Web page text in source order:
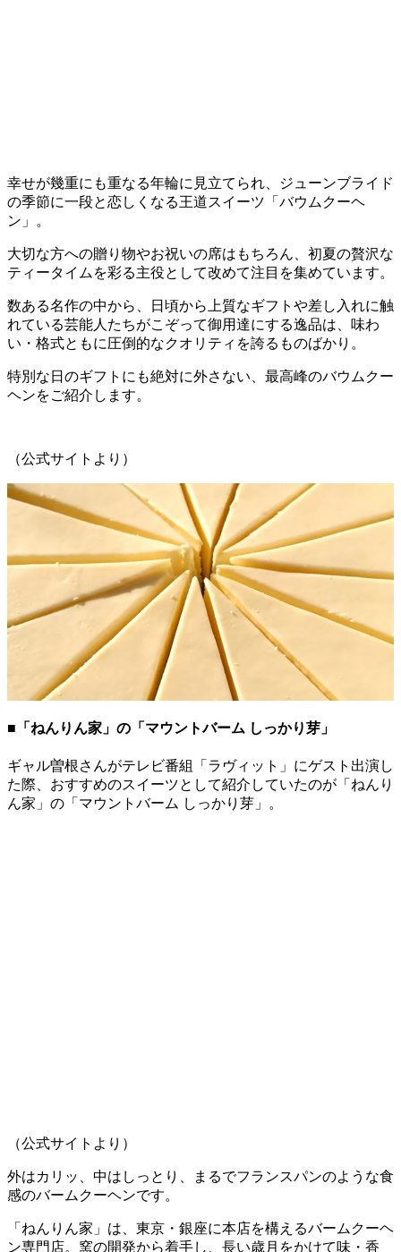
幸せが幾重にも重なる年輪に見立てられ、ジューンブライド
の季節に一段と恋しくなる王道スイーツ「バウムクーヘ
ン」。
大切な方への贈り物やお祝いの席はもちろん、初夏の贅沢な
ティータイムを彩る主役として改めて注目を集めています。
数ある名作の中から、日頃から上質なギフトや差し入れに触
れている芸能人たちがこぞって御用達にする逸品は、味わ
い・格式ともに圧倒的なクオリティを誇るものばかり。
特別な日のギフトにも絶対に外さない、最高峰のバウムクー
ヘンをご紹介します。
（公式サイトより）
■「ねんりん家」の「マウントバーム しっかり芽」
ギャル曽根さんがテレビ番組「ラヴィット」にゲスト出演し
た際、おすすめのスイーツとして紹介していたのが「ねんり
ん家」の「マウントバーム しっかり芽」。
（公式サイトより）
外はカリッ、中はしっとり、まるでフランスパンのような食
感のバームクーヘンです。
「ねんりん家」は、東京・銀座に本店を構えるバームクーヘ
ン専門店。窯の開発から着手し、長い歳月をかけて味・香